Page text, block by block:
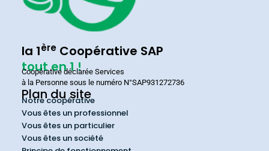
la 1ère Coopérative SAP
tout en 1 !
Coopérative déclarée Services
à la Personne sous le numéro N°SAP931272736
Plan du site
Notre coopérative
Vous êtes un professionnel
Vous êtes un particulier
Vous êtes un société